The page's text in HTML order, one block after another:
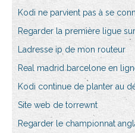
Kodi ne parvient pas à se
Regarder la première ligue
Ladresse ip de mon routeur
Real madrid barcelone en
Kodi continue de planter au
Site web de torrewnt
Regarder le championnat